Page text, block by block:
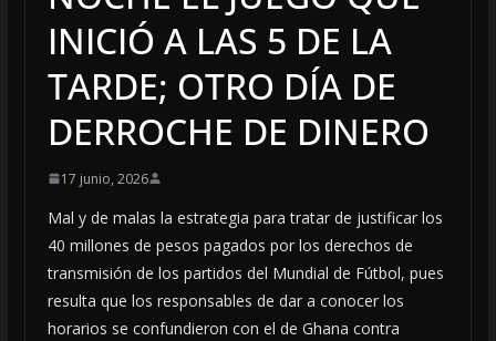
INICIÓ A LAS 5 DE LA
TARDE; OTRO DÍA DE
DERROCHE DE DINERO
17 junio, 2026
Mal y de malas la estrategia para tratar de justificar los
40 millones de pesos pagados por los derechos de
transmisión de los partidos del Mundial de Fútbol, pues
resulta que los responsables de dar a conocer los
horarios se confundieron con el de Ghana contra